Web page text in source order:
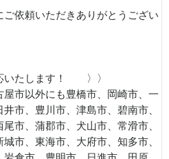
依頼いただきありがとうござい
いたします！ 〉〉
屋市以外にも豊橋市、岡崎市、一
市、豊川市、津島市、碧南市、
市、蒲郡市、犬山市、常滑市、
市、東海市、大府市、知多市、